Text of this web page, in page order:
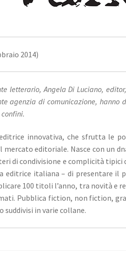
2014)
letterario, Angela Di Luciano,
agenzia di comunicazione, hanno
editrice innovativa, che sfrutta le
mercato editoriale. Nasce con un
di condivisione e complicità tipici
editrice italiana – di presentare
100 titoli l’anno, tra novità e
Pubblica fiction, non fiction,
in varie collane.